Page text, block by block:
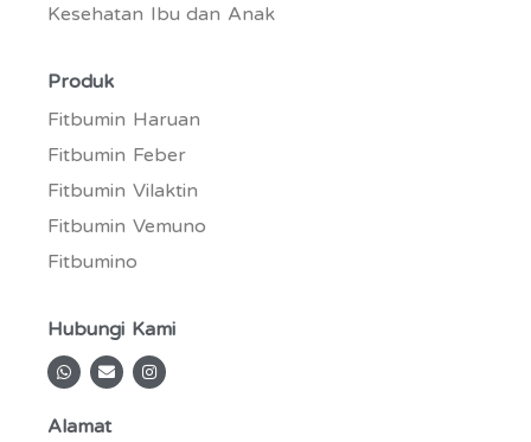
Kesehatan Ibu dan Anak
Produk
Fitbumin Haruan
Fitbumin Feber
Fitbumin Vilaktin
Fitbumin Vemuno
Fitbumino
Hubungi Kami
W
h
a
s
E
n
v
l
I
n
s
Alamat